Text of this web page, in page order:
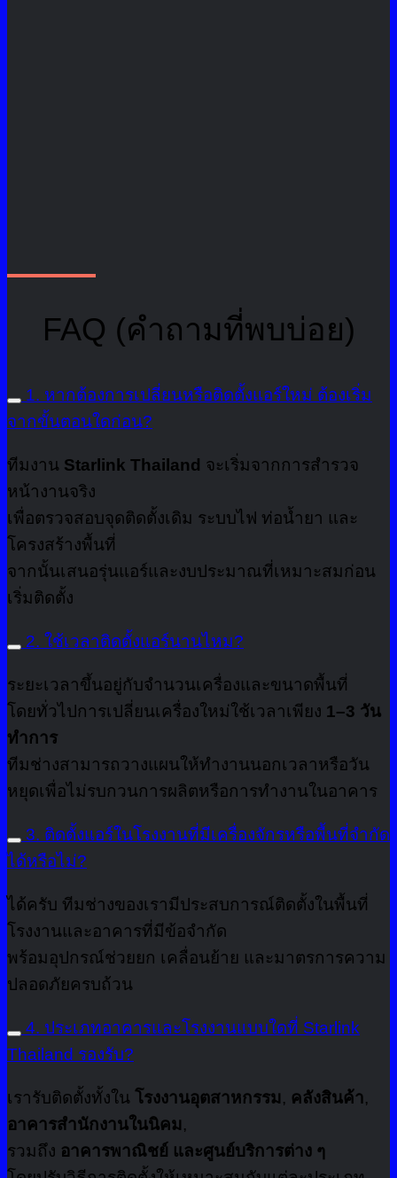
FAQ (คำถามที่พบบ่อย)
1. หากต้องการเปลี่ยนหรือติดตั้งแอร์ใหม่ ต้องเริ่ม
จากขั้นตอนใดก่อน?
ทีมงาน Starlink Thailand จะเริ่มจากการสำรวจ
หน้างานจริง
เพื่อตรวจสอบจุดติดตั้งเดิม ระบบไฟ ท่อน้ำยา และ
โครงสร้างพื้นที่
จากนั้นเสนอรุ่นแอร์และงบประมาณที่เหมาะสมก่อน
เริ่มติดตั้ง
2. ใช้เวลาติดตั้งแอร์นานไหม?
ระยะเวลาขึ้นอยู่กับจำนวนเครื่องและขนาดพื้นที่
โดยทั่วไปการเปลี่ยนเครื่องใหม่ใช้เวลาเพียง 1–3 วัน
ทำการ
ทีมช่างสามารถวางแผนให้ทำงานนอกเวลาหรือวัน
หยุดเพื่อไม่รบกวนการผลิตหรือการทำงานในอาคาร
3. ติดตั้งแอร์ในโรงงานที่มีเครื่องจักรหรือพื้นที่จำกัด
ได้หรือไม่?
ได้ครับ ทีมช่างของเรามีประสบการณ์ติดตั้งในพื้นที่
โรงงานและอาคารที่มีข้อจำกัด
พร้อมอุปกรณ์ช่วยยก เคลื่อนย้าย และมาตรการความ
ปลอดภัยครบถ้วน
4. ประเภทอาคารและโรงงานแบบใดที่ Starlink
Thailand รองรับ?
เรารับติดตั้งทั้งใน โรงงานอุตสาหกรรม, คลังสินค้า,
อาคารสำนักงานในนิคม,
รวมถึง อาคารพาณิชย์ และศูนย์บริการต่าง ๆ